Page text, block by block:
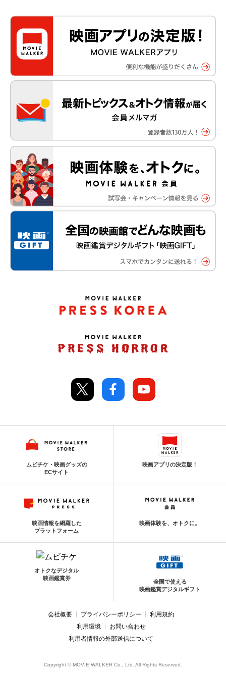
ムビチケ・映画グッズの
ECサイト
映画アプリの決定版！
映画情報を網羅した
プラットフォーム
映画体験を、オトクに。
オトクなデジタル
映画鑑賞券
全国で使える
映画鑑賞デジタルギフト
会社概要 プライバシーポリシー
利用規約
利用環境
お問い合わせ
利用者情報の外部送信について
Copyright © MOVIE WALKER Co., Ltd. All Rights Reserved.